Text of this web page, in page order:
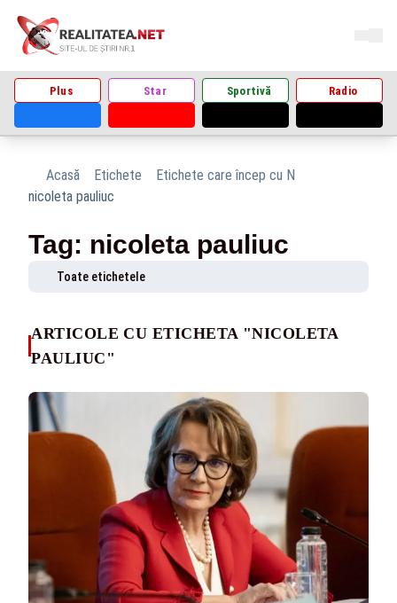
Plus Star Sportivă Radio
Acasă Etichete
Etichete care încep cu N
nicoleta pauliuc
Tag: nicoleta pauliuc
Toate etichetele
ARTICOLE CU ETICHETA "NICOLETA
PAULIUC"